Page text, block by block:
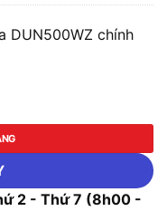
DUN500WZ chính
(Chưa kèm Pin
2 - Thứ 7 (8h00 -